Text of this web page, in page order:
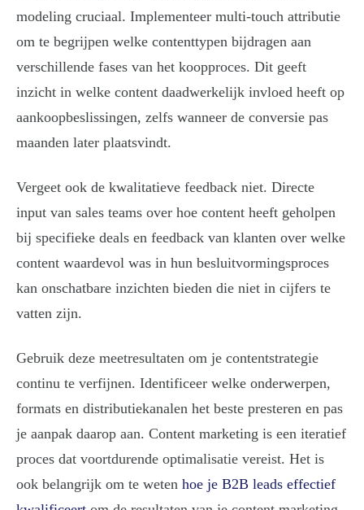
modeling cruciaal. Implementeer multi-touch attributie
om te begrijpen welke contenttypen bijdragen aan
verschillende fases van het koopproces. Dit geeft
inzicht in welke content daadwerkelijk invloed heeft op
aankoopbeslissingen, zelfs wanneer de conversie pas
maanden later plaatsvindt.
Vergeet ook de kwalitatieve feedback niet. Directe
input van sales teams over hoe content heeft geholpen
bij specifieke deals en feedback van klanten over welke
content waardevol was in hun besluitvormingsproces
kan onschatbare inzichten bieden die niet in cijfers te
vatten zijn.
Gebruik deze meetresultaten om je contentstrategie
continu te verfijnen. Identificeer welke onderwerpen,
formats en distributiekanalen het beste presteren en pas
je aanpak daarop aan. Content marketing is een iteratief
proces dat voortdurende optimalisatie vereist. Het is
ook belangrijk om te weten hoe je B2B leads effectief